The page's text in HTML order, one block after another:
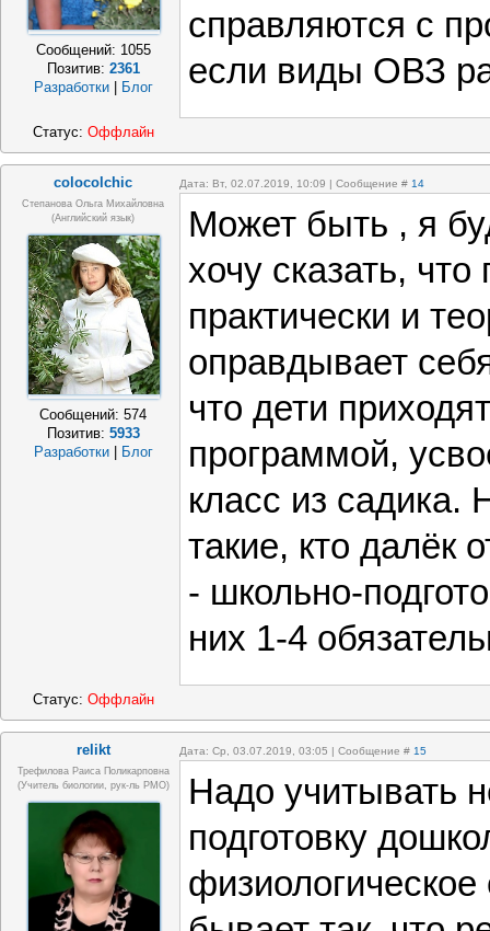
Сообщений: 1055
Позитив: 2361
Разработки | Блог
справляются с
если виды ОВЗ
Статус: Оффлайн
colocolchic Дата: Вт, 02.07.2019, 10:09 | Сообщение # 14
Степанова Ольга Михайловна
(Английский язык)
Сообщений:574
Позитив: 5933
Разработки
Блог
Может быть , я
хочу сказать,
практически и
оправдывает
что дети
программой,
класс из садика.
такие, кто далёк
- школьно-
них 1-4
Статус: Оффлайн
relikt Дата: Ср, 03.07.2019, 03:05 | Сообщение # 15
Трефилова Раиса Поликарповна
(Учитель биологии, рук-ль РМО)
Надо учитывать
подготовку